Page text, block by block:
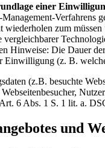
einer
wiederholen zum
Hinweise: Die Dauer
(z. B.
(z.B. besuchte
6 Abs. 1 S. 1 lit. a.
und